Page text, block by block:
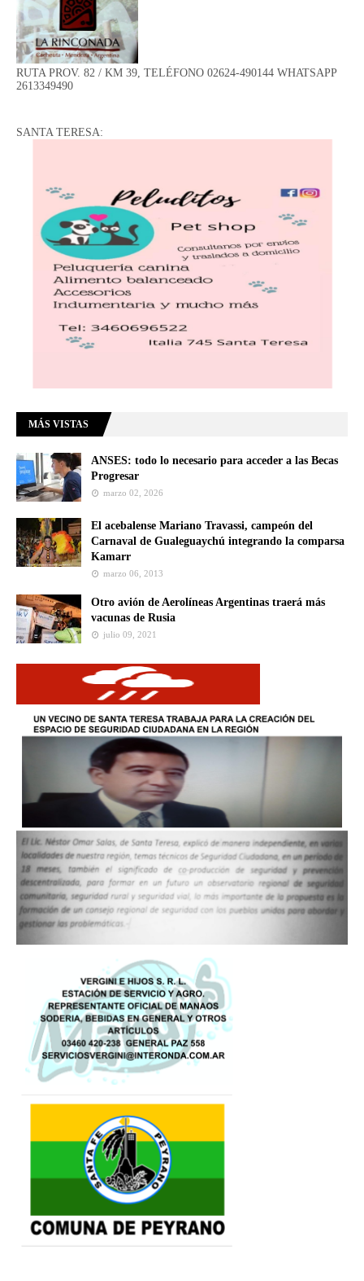
RUTA PROV. 82 / KM 39, TELÉFONO 02624-490144 WHATSAPP
2613349490
SANTA TERESA:
MÁS VISTAS
ANSES: todo lo necesario para acceder a las Becas
Progresar
marzo 02, 2026
El acebalense Mariano Travassi, campeón del
Carnaval de Gualeguaychú integrando la comparsa
Kamarr
marzo 06, 2013
Otro avión de Aerolíneas Argentinas traerá más
vacunas de Rusia
julio 09, 2021